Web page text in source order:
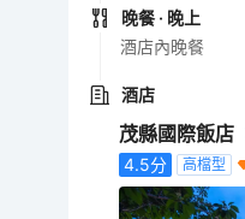
晚餐 · 晚上
酒店內晚餐
酒店
茂縣國際飯店
4.5分 高檔型